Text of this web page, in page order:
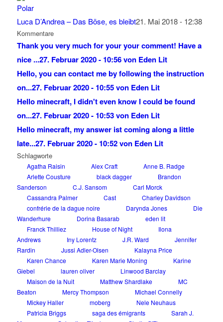
Luca D’Andrea – Das Böse, es bleibt21. Mai 2018 - 12:38
Kommentare
Thank you very much for your your comment! Have a
nice ...27. Februar 2020 - 10:56 von Eden Lit
Hello, you can contact me by following the instruction
on...27. Februar 2020 - 10:55 von Eden Lit
Hello minecraft, I didn't even know I could be found
on...27. Februar 2020 - 10:53 von Eden Lit
Hello minecraft, my answer ist coming along a little
late...27. Februar 2020 - 10:52 von Eden Lit
Schlagworte
Agatha Raisin Alex Craft
Anne B. Radge
Arlette Cousture
black dagger
Brandon
Sanderson
C.J. Sansom
Carl Morck
Cassandra Palmer
Cast
Charley Davidson
confrérie de la dague noire
Darynda Jones
Die
Wanderhure
Dorina Basarab
eden lit
Franck Thilliez
House of Night
Ilona
Andrews
Iny Lorentz J.R. Ward
Jennifer
Rardin
Jussi Adler-Olsen
Kalayna Price
Karen Chance
Karen Marie Moning
Karine
Giebel
lauren oliver
Linwood Barclay
Maison de la Nuit
Matthew Shardlake
MC
Beaton
Mercy Thompson
Michael Connelly
Mickey Haller
moberg
Nele Neuhaus
Patricia Briggs
saga des émigrants
Sarah J.